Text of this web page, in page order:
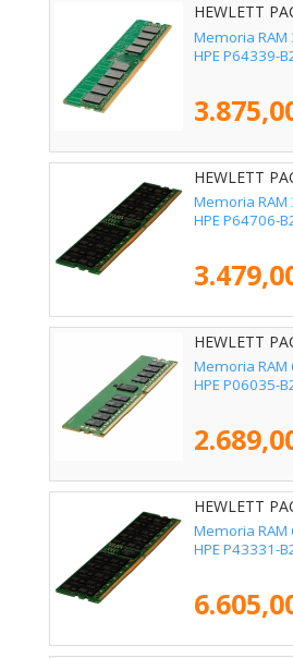
HEWLETT
Memoria RAM
HPE P64339-
HEWLETT
Memoria RAM
HPE P64706-
HEWLETT
Memoria RAM
HPE P06035-
HEWLETT
Memoria RAM
HPE P43331-